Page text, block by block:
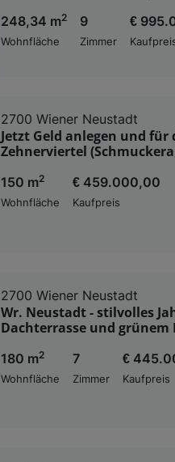
248,34 m2
Wohnfläche
9
Zimmer
€
2700 Wiener Neustadt
Jetzt Geld anlegen und
Zehnerviertel
150 m2
Wohnfläche
€ 459.000,00
Kaufpreis
2700 Wiener Neustadt
Wr. Neustadt - stilvolles
Dachterrasse und
180 m2
Wohnfläche
7
Zimmer
€
Kaufpreis